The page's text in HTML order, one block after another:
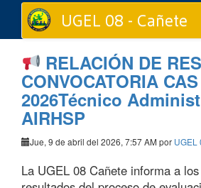
UGEL 08 - Cañete
RELACIÓN DE
CONVOCATORIA CAS
2026Técnico
AIRHSP
Jue, 9 de abril del 2026, 7:57 AM por UGEL
La UGEL 08 Cañete informa a